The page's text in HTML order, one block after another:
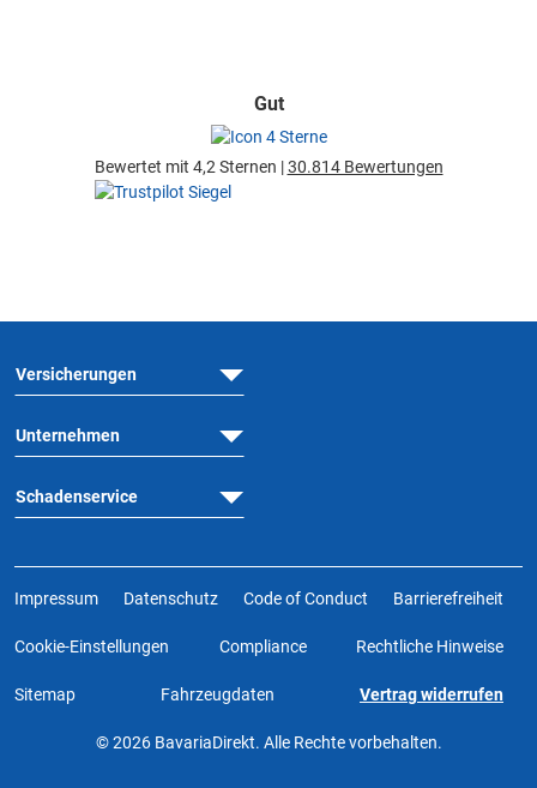
Gut
Bewertet mit 4,2 Sternen |30.814 Bewertungen
Versicherungen
Unternehmen
Schadenservice
Impressum Datenschutz Code of Conduct Barrierefreiheit
Cookie-Einstellungen Compliance Rechtliche Hinweise
Sitemap Fahrzeugdaten Vertrag widerrufen
© 2026 BavariaDirekt. Alle Rechte vorbehalten.